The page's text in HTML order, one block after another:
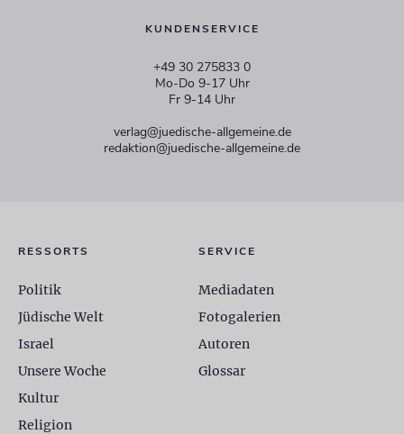
KUNDENSERVICE
+49 30 275833 0
Mo-Do 9-17 Uhr
Fr 9-14 Uhr
verlag@juedische-allgemeine.de
redaktion@juedische-allgemeine.de
RESSORTS
Politik
Jüdische Welt
Israel
Unsere Woche
Kultur
Religion
SERVICE
Mediadaten
Fotogalerien
Autoren
Glossar